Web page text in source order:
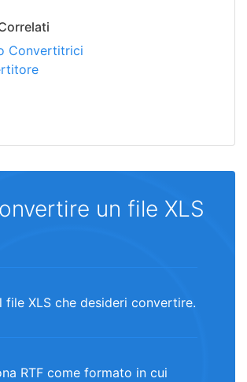
Convertitrici
un file XLS
file XLS che desideri convertire.
RTF come formato in cui